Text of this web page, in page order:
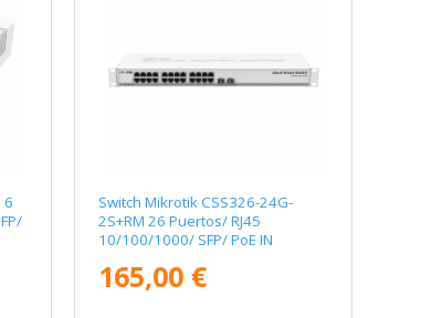
6
Switch Mikrotik CSS326-24G-
2S+RM 26 Puertos/ RJ45
10/100/1000/ SFP/ PoE IN
165,00 €